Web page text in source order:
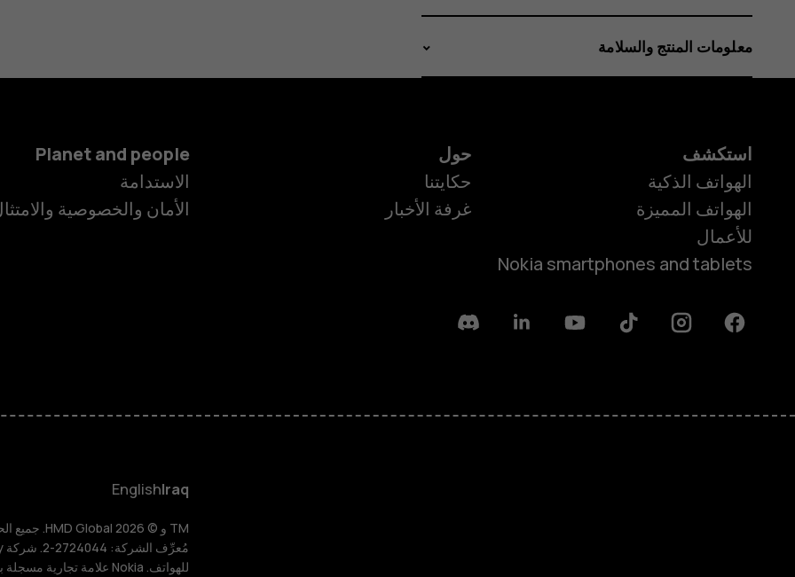
Terra M
HMD DUB
HMD Watch
معلومات المنتج والسلامة
استكشف
الهواتف الذكية
الهواتف المميزة
للأعمال
Nokia smartphones and tablets
حول
حكايتنا
غرفة الأخبار
Planet and people
الاستدامة
الأمان والخصوصية
Facebook
Instagram
Tiktok
Youtube
Linkedin
Discord
Iraq
English
للهواتف. Nokia علامة تجارية مسجلة باسم شركة Nokia Corporation.